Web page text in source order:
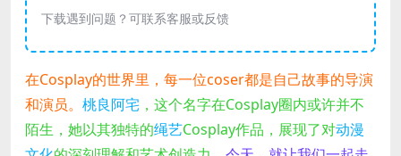
下载遇到问题？可联系客服或反馈
在Cosplay的世界里，每一位coser都是自己故事的导演
和演员。 桃良阿宅 ，这个名字在Cosplay圈内或许并不
陌生，她以其独特的绳艺Cosplay作品，展现了对动漫